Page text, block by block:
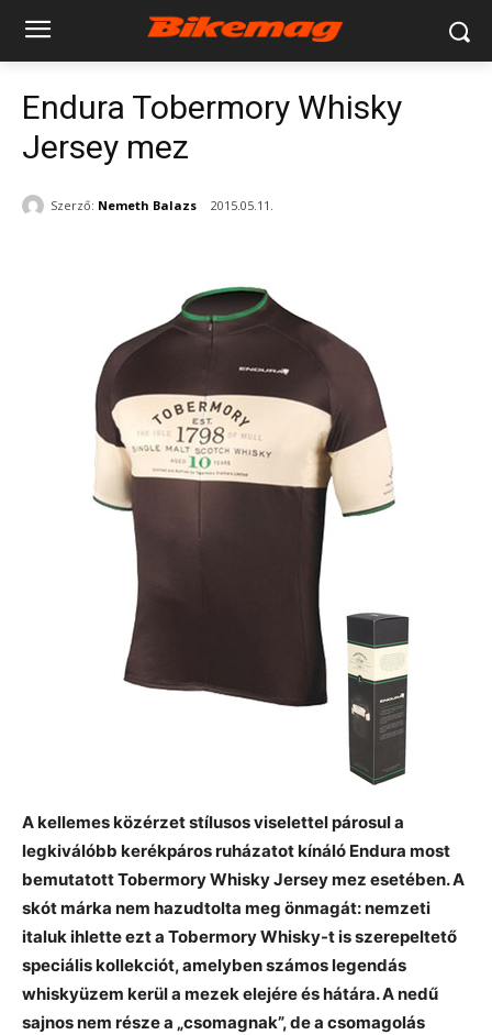
Endura Tobermory Whisky
Jersey mez
Szerző: Nemeth Balazs 2015.05.11.
A kellemes közérzet stílusos viselettel párosul a
legkiválóbb kerékpáros ruházatot kínáló Endura most
bemutatott Tobermory Whisky Jersey mez esetében. A
skót márka nem hazudtolta meg önmagát: nemzeti
italuk ihlette ezt a Tobermory Whisky-t is szerepeltető
speciális kollekciót, amelyben számos legendás
whiskyüzem kerül a mezek elejére és hátára. A nedű
sajnos nem része a „csomagnak”, de a csomagolás